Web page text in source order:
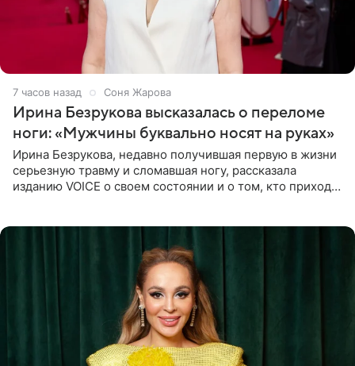
7 часов назад Соня Жарова
Ирина Безрукова высказалась о переломе
ноги: «Мужчины буквально носят на руках»
Ирина Безрукова, недавно получившая первую в жизни
серьезную травму и сломавшая ногу, рассказала
изданию VOICE о своем состоянии и о том, кто приходит